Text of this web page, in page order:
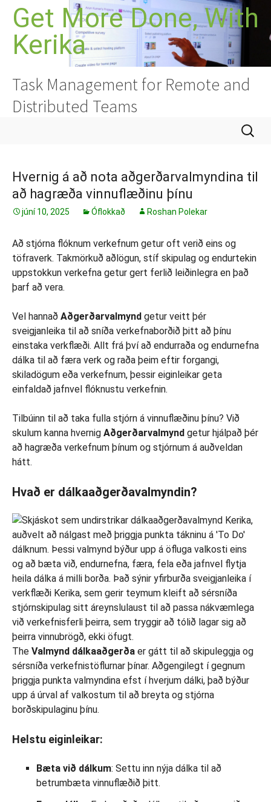
HoppaGet More Done, With
Kerika
Task Management for Remote and
Distributed Teams
Leita
að:
Hvernig á að nota aðgerðarvalmyndina til
að hagræða vinnuflæðinu þínu
júní 10, 2025 Óflokkað Roshan Polekar
Að stjórna flóknum verkefnum getur oft verið eins og
töfraverk. Takmörkuð aðlögun, stíf skipulag og endurtekin
uppstokkun verkefna getur gert ferlið leiðinlegra en það
þarf að vera.
Vel hannað Aðgerðarvalmynd getur veitt þér
sveigjanleika til að sníða verkefnaborðið þitt að þínu
einstaka verkflæði. Allt frá því að endurraða og endurnefna
dálka til að færa verk og raða þeim eftir forgangi,
skiladögum eða verkefnum, þessir eiginleikar geta
einfaldað jafnvel flóknustu verkefnin.
Tilbúinn til að taka fulla stjórn á vinnuflæðinu þínu? Við
skulum kanna hvernig Aðgerðarvalmynd getur hjálpað þér
að hagræða verkefnum þínum og stjórnum á auðveldan
hátt.
Hvað er dálkaaðgerðavalmyndin?
The Valmynd dálkaaðgerða er gátt til að skipuleggja og
sérsníða verkefnistöflurnar þínar. Aðgengilegt í gegnum
þriggja punkta valmyndina efst í hverjum dálki, það býður
upp á úrval af valkostum til að breyta og stjórna
borðskipulaginu þínu.
Helstu eiginleikar:
Bæta við dálkum: Settu inn nýja dálka til að
betrumbæta vinnuflæðið þitt.